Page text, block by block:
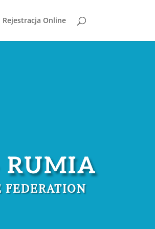
Rejestracja Online
RUMIA
FEDERATION